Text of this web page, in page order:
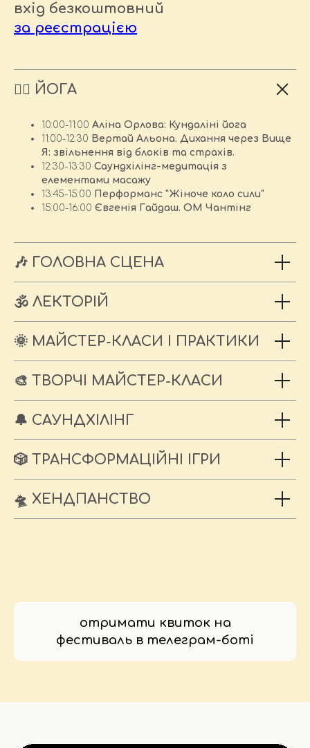
вхід безкоштовний
за реєстрацією
🧘‍♀️ ЙОГА
10:00-11:00 Аліна Орлова: Кундаліні йога
11:00-12:30 Вертай Альона. Дихання через Вище
Я: звільнення від блоків та страхів.
12:30-13:30 Саундхілінг-медитація з
елементами масажу
13:45-15:00 Перформанс "Жіноче коло сили"
15:00-16:00 Євгенія Гайдаш. ОМ Чантінг
🎶 ГОЛОВНА СЦЕНА
🕉️ ЛЕКТОРІЙ
🌞 МАЙСТЕР-КЛАСИ І ПРАКТИКИ
🎨 ТВОРЧІ МАЙСТЕР-КЛАСИ
🔔 САУНДХІЛІНГ
🎲 ТРАНСФОРМАЦІЙНІ ІГРИ
🛸 ХЕНДПАНСТВО
отримати квиток на
фестиваль в телеграм-боті